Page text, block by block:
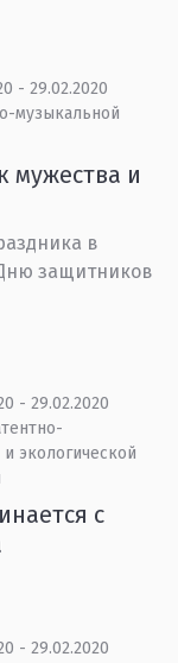
- 29.02.2020
музыкальной
мужества и
в
защитников
- 29.02.2020
экологической
с
- 29.02.2020